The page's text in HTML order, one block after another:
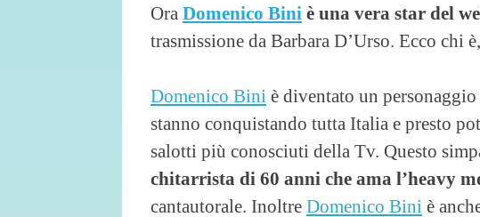
Ora Domenico Bini è una vera star del
trasmissione da Barbara D’Urso. Ecco chi
Domenico Bini è diventato un
stanno conquistando tutta Italia e presto
salotti più conosciuti della Tv. Questo
chitarrista di 60 anni che ama l’heavy
cantautorale. Inoltre Domenico Bini è